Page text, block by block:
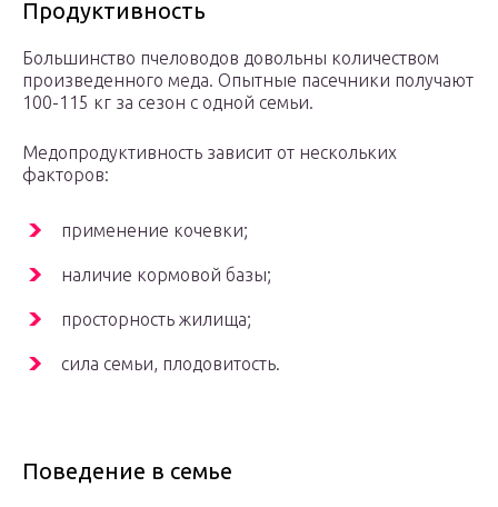
Продуктивность
Большинство пчеловодов довольны количеством
произведенного меда. Опытные пасечники получают
100-115 кг за сезон с одной семьи.
Медопродуктивность зависит от нескольких
факторов:
применение кочевки;
наличие кормовой базы;
просторность жилища;
сила семьи, плодовитость.
Поведение в семье